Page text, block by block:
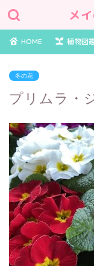
メ
HOME 植物図
冬の花
プリムラ・